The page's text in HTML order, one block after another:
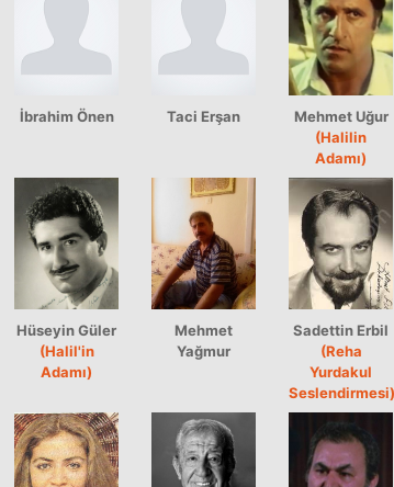
İbrahim Önen Taci Erşan
Mehmet Uğur
(Halilin
Adamı)
Hüseyin Güler
(Halil'in
Adamı)
Mehmet
Yağmur
Sadettin Erbil
(Reha
Yurdakul
Seslendirmesi)